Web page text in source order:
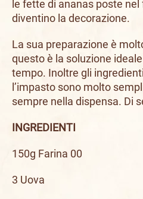
le fette di ananas poste
diventino la decorazione.
La sua preparazione è
questo è la soluzione
tempo. Inoltre gli
l’impasto sono molto
sempre nella dispensa. Di
INGREDIENTI
150g Farina 00
3 Uova